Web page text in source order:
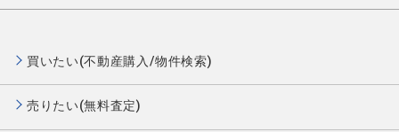
買いたい(不動産購入/物件検索)
売りたい(無料査定)